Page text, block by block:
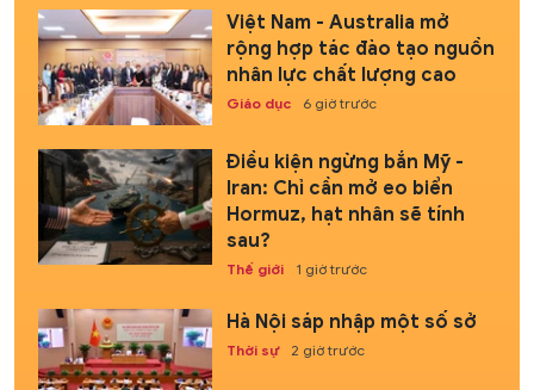
Việt Nam - Australia mở
rộng hợp tác đào tạo nguồn
nhân lực chất lượng cao
Giáo dục 6 giờ trước
Điều kiện ngừng bắn Mỹ -
Iran: Chỉ cần mở eo biển
Hormuz, hạt nhân sẽ tính
sau?
Thế giới 1 giờ trước
Hà Nội sáp nhập một số sở
Thời sự 2 giờ trước